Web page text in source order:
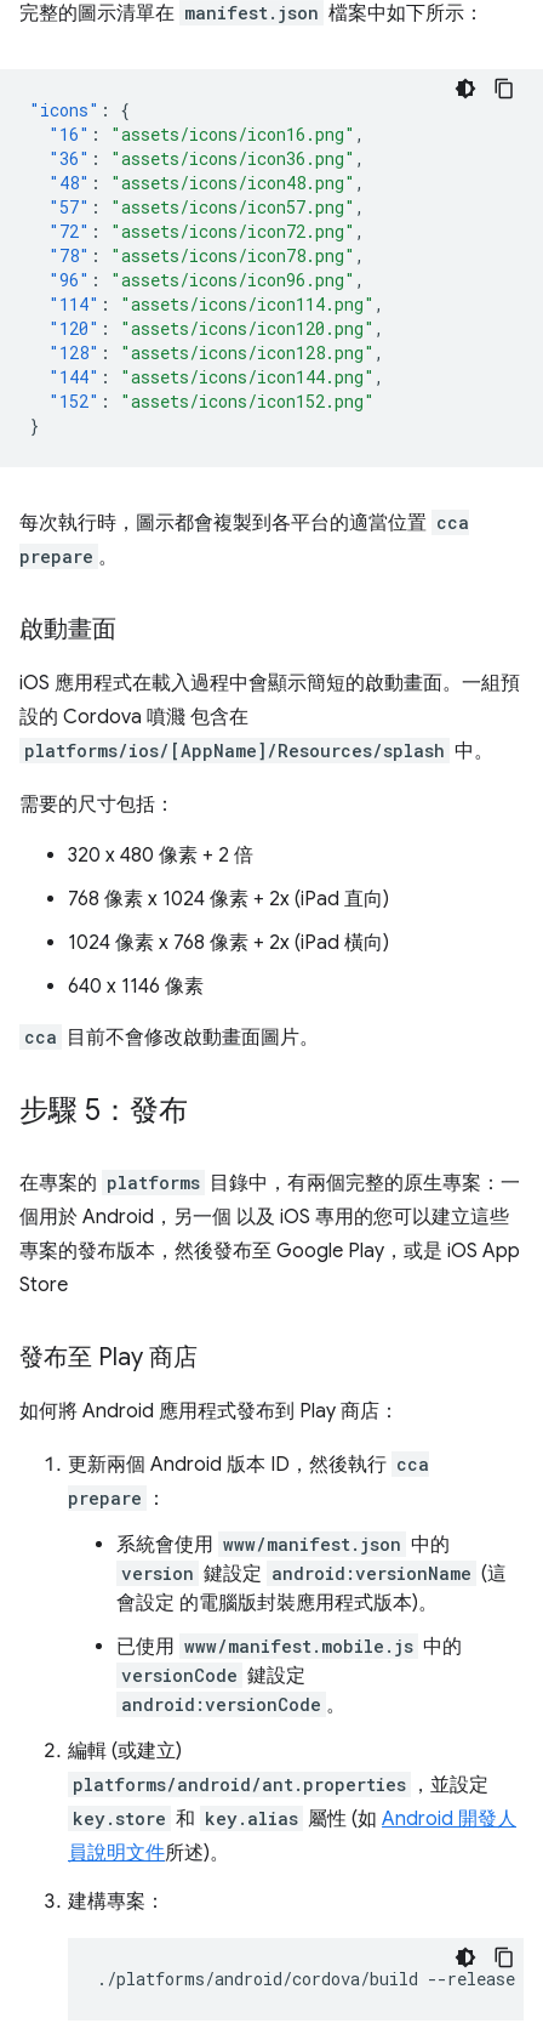
完整的圖示清單在 manifest.json 檔案中如下所示：
"icons" :
{
"16" : "assets/icons/icon16.png" ,
"36" : "assets/icons/icon36.png" ,
"48" : "assets/icons/icon48.png" ,
"57" : "assets/icons/icon57.png" ,
"72" : "assets/icons/icon72.png" ,
"78" : "assets/icons/icon78.png" ,
"96" : "assets/icons/icon96.png" ,
"114" : "assets/icons/icon114.png" ,
"120" : "assets/icons/icon120.png" ,
"128" : "assets/icons/icon128.png" ,
"144" : "assets/icons/icon144.png" ,
"152" :
"assets/icons/icon152.png"
}
每次執行時，圖示都會複製到各平台的適當位置 cca
prepare 。
啟動畫面
iOS 應用程式在載入過程中會顯示簡短的啟動畫面。一組預
設的 Cordova 噴濺 包含在
platforms/ios/[AppName]/Resources/splash 中。
需要的尺寸包括：
320 x 480 像素 + 2 倍
768 像素 x 1024 像素 + 2x (iPad 直向)
1024 像素 x 768 像素 + 2x (iPad 橫向)
640 x 1146 像素
cca 目前不會修改啟動畫面圖片。
步驟 5：發布
在專案的 platforms 目錄中，有兩個完整的原生專案：一
個用於 Android，另一個 以及 iOS 專用的您可以建立這些
專案的發布版本，然後發布至 Google Play，或是 iOS App
Store
發布至 Play 商店
如何將 Android 應用程式發布到 Play 商店：
更新兩個 Android 版本 ID，然後執行 cca
prepare
：
系統會使用 www/manifest.json 中的
version 鍵設定 android:versionName (這
會設定 的電腦版封裝應用程式版本)。
已使用 www/manifest.mobile.js 中的
versionCode 鍵設定
android:versionCode 。
編輯 (或建立)
platforms/android/ant.properties ，並設定
key.store 和 key.alias 屬性 (如 Android 開發人
員說明文件所述)。
建構專案：
./platforms/android/cordova/build